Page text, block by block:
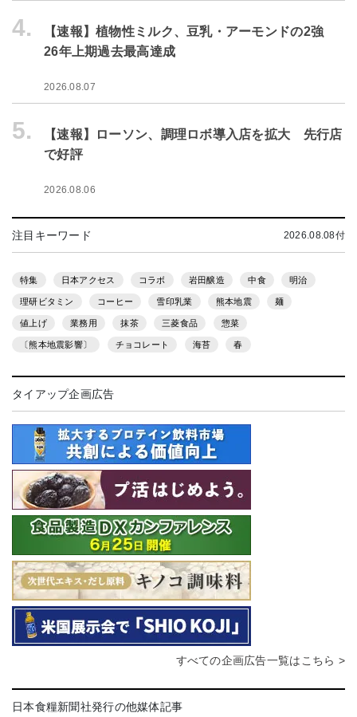
4.
【速報】植物性ミルク、豆乳・アーモンドの2強
26年上期過去最高達成
2026.08.07
5.
【速報】ローソン、調理ロボ導入店を拡大 先行店
で好評
2026.08.06
注目キーワード 2026.08.08付
特集 日本アクセス コラボ 岩田醸造 中食 明治
理研ビタミン コーヒー 雪印乳業 熊本地震 麺
値上げ 業務用 抹茶 三菱食品 惣菜
〔熊本地震影響〕 チョコレート 海苔 春
タイアップ企画広告
すべての企画広告一覧はこちら >
日本食糧新聞社発行の他媒体記事